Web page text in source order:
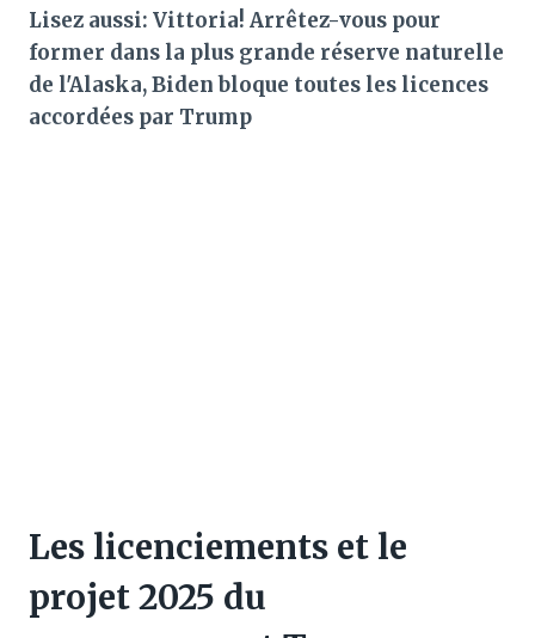
Lisez aussi: Vittoria! Arrêtez-vous pour
former dans la plus grande réserve naturelle
de l'Alaska, Biden bloque toutes les licences
accordées par Trump
Les licenciements et le
projet 2025 du